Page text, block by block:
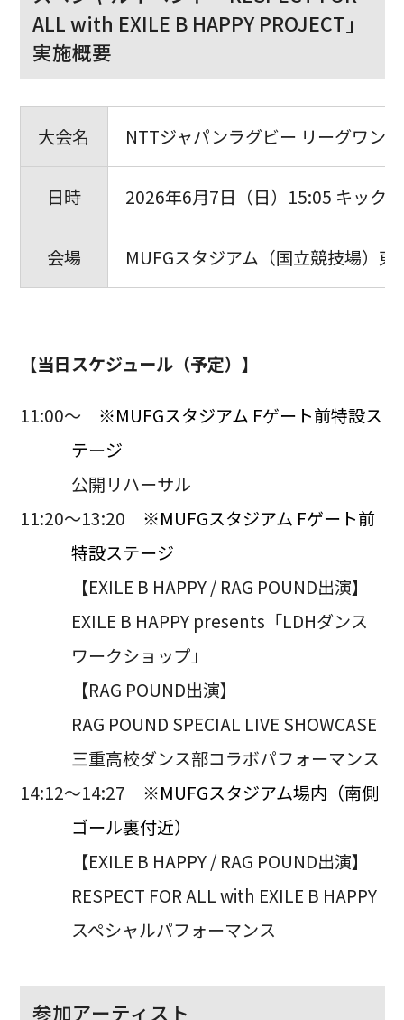
ALL with EXILE B HAPPY PROJECT」
実施概要
大会名 NTTジャパンラグビー リーグワン
日時 2026年6月7日（日）15:05 キック
会場 MUFGスタジアム（国立競技場）
【当日スケジュール（予定）】
11:00～ ※MUFGスタジアム Fゲート前特設ス
テージ
公開リハーサル
11:20〜13:20 ※MUFGスタジアム Fゲート前
特設ステージ
【EXILE B HAPPY / RAG POUND出演】
EXILE B HAPPY presents「LDHダンス
ワークショップ」
【RAG POUND出演】
RAG POUND SPECIAL LIVE SHOWCASE
三重高校ダンス部コラボパフォーマンス
14:12〜14:27 ※MUFGスタジアム場内（南側
ゴール裏付近）
【EXILE B HAPPY / RAG POUND出演】
RESPECT FOR ALL with EXILE B HAPPY
スペシャルパフォーマンス
参加アーティスト